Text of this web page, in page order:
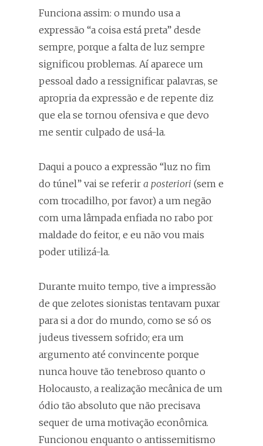
Funciona assim: o mundo usa a
expressão “a coisa está preta” desde
sempre, porque a falta de luz sempre
significou problemas. Aí aparece um
pessoal dado a ressignificar palavras, se
apropria da expressão e de repente diz
que ela se tornou ofensiva e que devo
me sentir culpado de usá-la.
Daqui a pouco a expressão “luz no fim
do túnel” vai se referir a posteriori (sem e
com trocadilho, por favor) a um negão
com uma lâmpada enfiada no rabo por
maldade do feitor, e eu não vou mais
poder utilizá-la.
Durante muito tempo, tive a impressão
de que zelotes sionistas tentavam puxar
para si a dor do mundo, como se só os
judeus tivessem sofrido; era um
argumento até convincente porque
nunca houve tão tenebroso quanto o
Holocausto, a realização mecânica de um
ódio tão absoluto que não precisava
sequer de uma motivação econômica.
Funcionou enquanto o antissemitismo